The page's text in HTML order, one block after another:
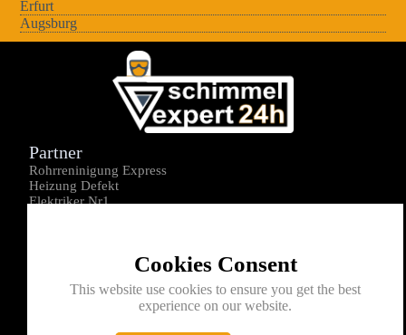
Erfurt
Augsburg
Cookies Consent
This website use cookies to ensure you get the best
experience on our website.
Partner
Rohrreninigung Express
Heizung Defekt
Elektriker Nr1
Kontakt